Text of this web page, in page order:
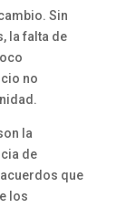
Sin
la falta de
no
la
de
que
los